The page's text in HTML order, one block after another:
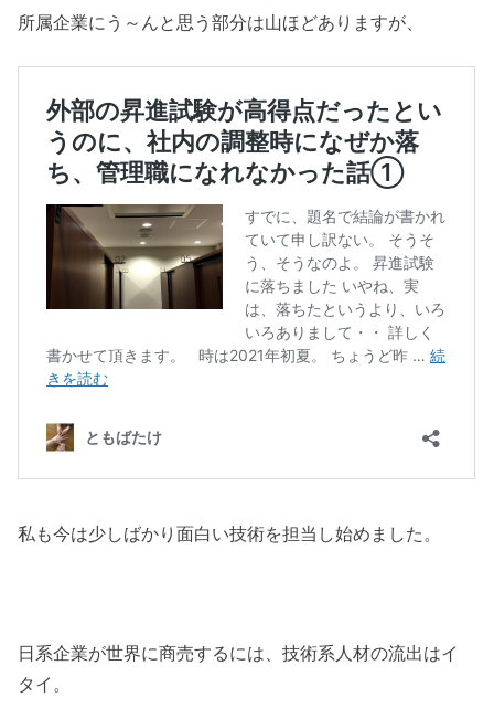
所属企業にう～んと思う部分は山ほどありますが、
私も今は少しばかり面白い技術を担当し始めました。
日系企業が世界に商売するには、技術系人材の流出はイ
タイ。